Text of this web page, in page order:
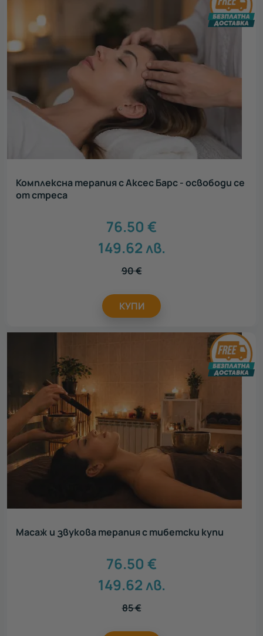
Комплексна терапия с Аксес Барс - освободи се
от стреса
76.50 €
149.62лв.
90€
КУПИ
Масаж и звукова терапия с тибетски купи
76.50 €
149.62лв.
85€